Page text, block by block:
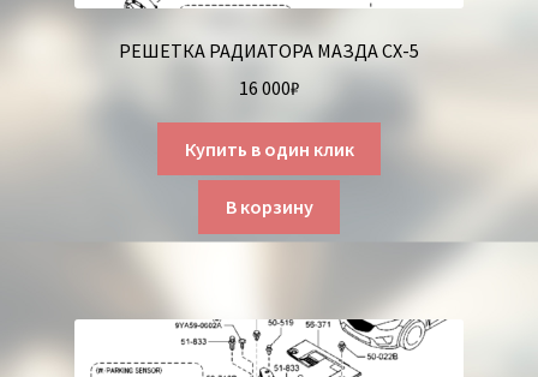
РЕШЕТКА РАДИАТОРА МАЗДА СХ-5
16 000₽
Купить в один клик
В корзину